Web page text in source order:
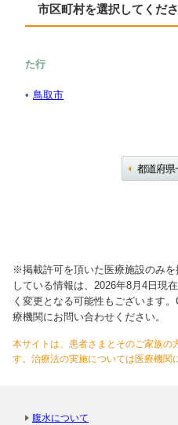
市区町村を選択してくだ
た行
鳥取市
都道府県
※掲載許可を頂いた医療施設のみ
している情報は、2026年8月4日現
く変更となる可能性もございます
療機関にお問い合わせください。
本サイトは、患者さまとそのご家族の
す。治療法の実施については医療機関
腹水について